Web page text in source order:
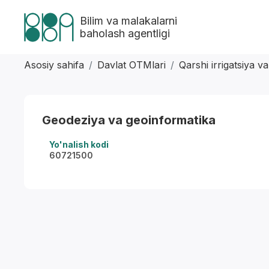
Bilim va malakalarni
baholash agentligi
Asosiy sahifa Davlat OTMlari Qarshi irrigatsiya
Geodeziya va geoinformatika
Yo'nalish kodi
60721500